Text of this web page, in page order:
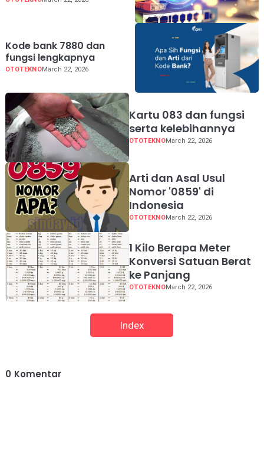
Kode bank 7880 dan
fungsi lengkapnya
OTOTEKNOMarch 22, 2026
Kartu 083 dan fungsi
serta kelebihannya
OTOTEKNOMarch 22, 2026
Arti dan Asal Usul
Nomor '0859' di
Indonesia
OTOTEKNOMarch 22, 2026
1 Kilo Berapa Meter
Konversi Satuan Berat
ke Panjang
OTOTEKNOMarch 22, 2026
Index
0 Komentar